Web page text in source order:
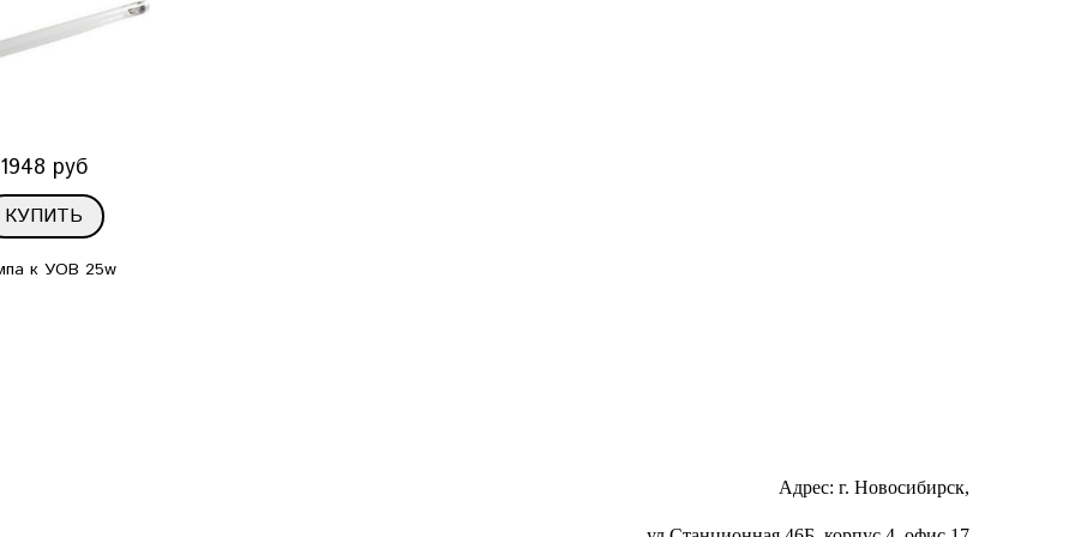
1948 руб
КУПИТЬ
к УОВ 25w
Адрес: г. Новосибирск,